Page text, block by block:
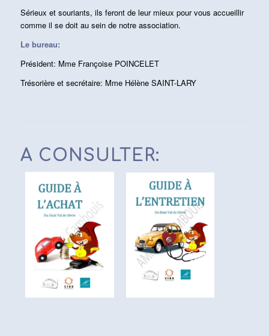
Sérieux et souriants, ils feront de leur mieux pour vous accueillir
comme il se doit au sein de notre association.
Le bureau:
Président: Mme Françoise POINCELET
Trésorière et secrétaire: Mme Hélène SAINT-LARY
A CONSULTER: